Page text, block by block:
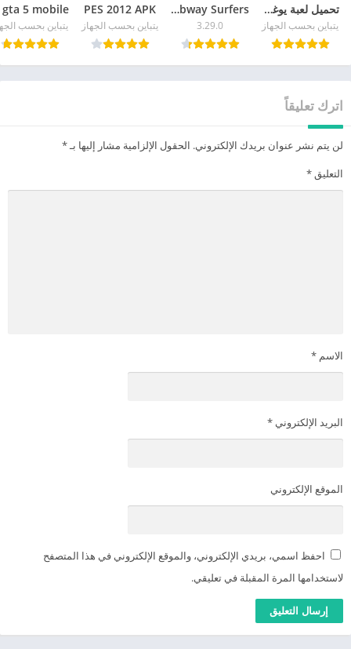
تحميل لعبة يوغي يو للاندرويد APK آخر إصدار 2026 مجاناً
يتباين بحسب الجهاز
Subway Surfers
3.29.0
PES 2012 APK
يتباين بحسب الجهاز يتباين بحسب
اترك تعليقاً
لن يتم نشر عنوان بريدك الإلكتروني. الحقول الإلزامية مشار إليها بـ*
التعليق *
الاسم *
البريد الإلكتروني *
الموقع الإلكتروني
احفظ اسمي، بريدي الإلكتروني، والموقع الإلكتروني في هذا المتصفح
لاستخدامها المرة المقبلة في تعليقي.